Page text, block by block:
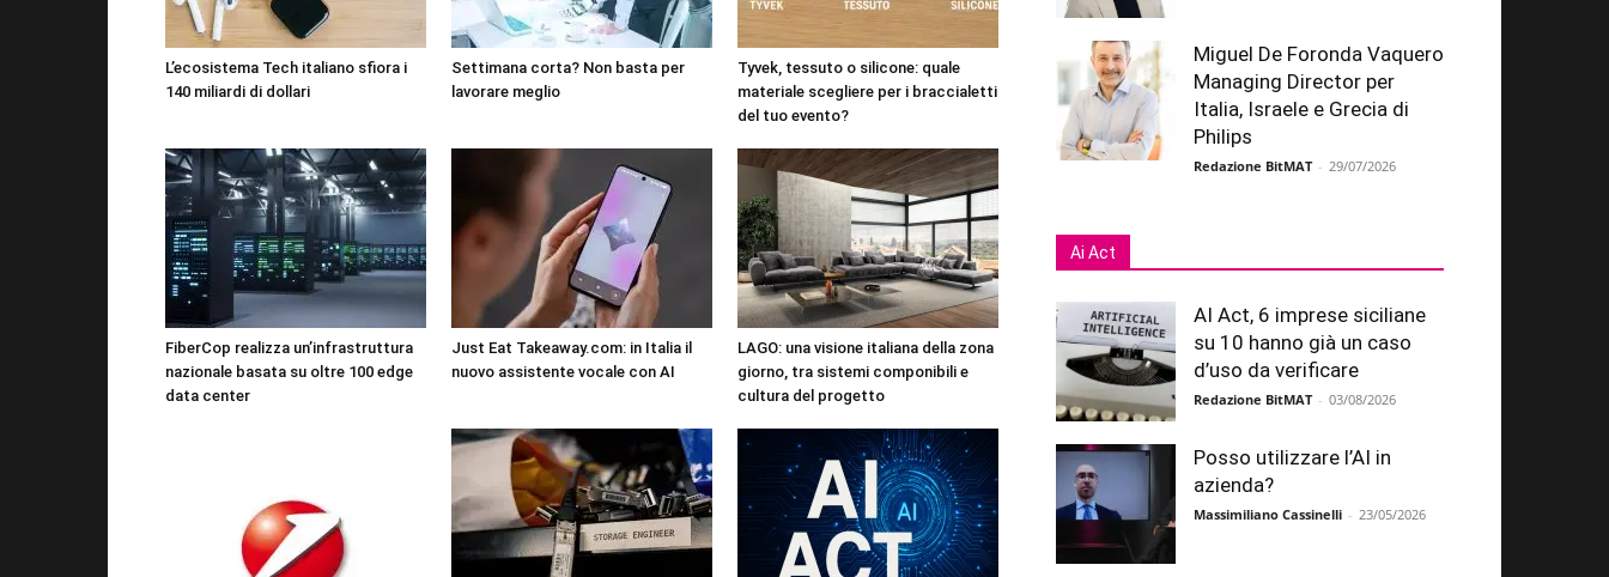
L’ecosistema Tech italiano sfiora i
140 miliardi di dollari
Settimana corta? Non basta per
lavorare meglio
Tyvek, tessuto o silicone: quale
materiale scegliere per i braccialetti
del tuo evento?
FiberCop realizza un’infrastruttura
nazionale basata su oltre 100 edge
data center
Just Eat Takeaway.com: in Italia il
nuovo assistente vocale con AI
LAGO: una visione italiana della zona
giorno, tra sistemi componibili e
cultura del progetto
Miguel De Foronda Vaquero
Managing Director per
Italia, Israele e Grecia di
Philips
Redazione BitMAT - 29/07/2026
Ai Act
AI Act, 6 imprese siciliane
su 10 hanno già un caso
d’uso da verificare
Redazione BitMAT - 03/08/2026
Posso utilizzare l’AI in
azienda?
Massimiliano Cassinelli - 23/05/2026